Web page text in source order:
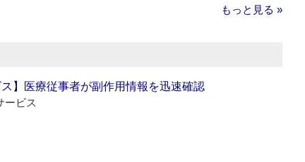
もっと見る »
ス】医療従事者が副作用情報を迅速確認
ービス